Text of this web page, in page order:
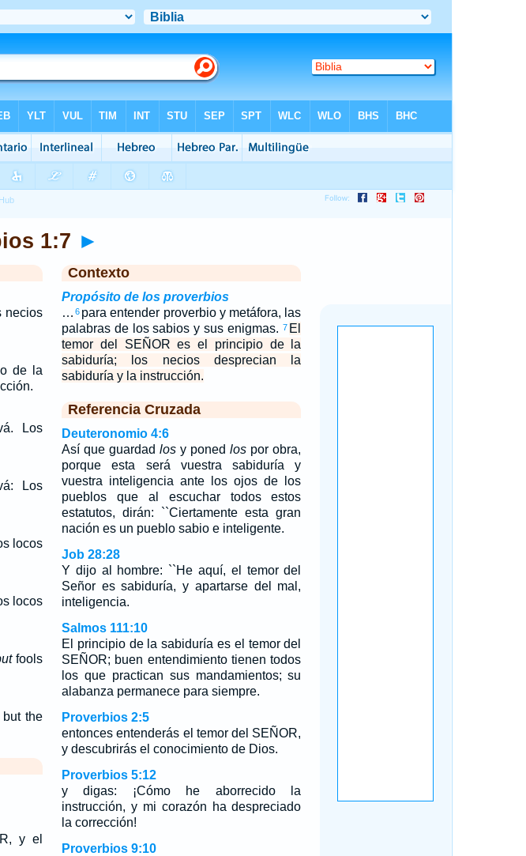
1:7 ►
necios
de la
Los
Los
locos
locos
fools
the
y el
Contexto
Propósito de los proverbios
… 6 para entender proverbio y metáfora, las
palabras de los sabios y sus enigmas. 7 El
temor del SEÑOR es el principio de la
sabiduría; los necios desprecian la
sabiduría y la instrucción.
Referencia Cruzada
Deuteronomio 4:6
Así que guardadlos y ponedlos por obra,
porque esta será vuestra sabiduría y
vuestra inteligencia ante los ojos de los
pueblos que al escuchar todos estos
estatutos, dirán: ``Ciertamente esta gran
nación es un pueblo sabio e inteligente.
Job 28:28
Y dijo al hombre: ``He aquí, el temor del
Señor es sabiduría, y apartarse del mal,
inteligencia.
Salmos 111:10
El principio de la sabiduría es el temor del
SEÑOR; buen entendimiento tienen todos
los que practican sus mandamientos; su
alabanza permanece para siempre.
Proverbios 2:5
entonces entenderás el temor del SEÑOR,
y descubrirás el conocimiento de Dios.
Proverbios 5:12
y digas: ¡Cómo he aborrecido la
instrucción, y mi corazón ha despreciado
la corrección!
Proverbios 9:10